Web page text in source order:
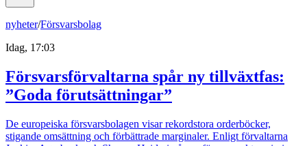
nyheter/Försvarsbolag
Idag, 17:03
Försvarsförvaltarna spår ny tillväxtfas:
”Goda förutsättningar”
De europeiska försvarsbolagen visar rekordstora orderböcker,
stigande omsättning och förbättrade marginaler. Enligt förvaltarna